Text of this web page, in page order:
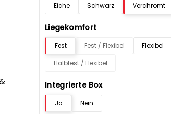
Eiche Schwarz Verchromt
Liegekomfort
Fest Fest / Flexibel Flexibel
Halbfest / Flexibel
Integrierte Box
Ja Nein